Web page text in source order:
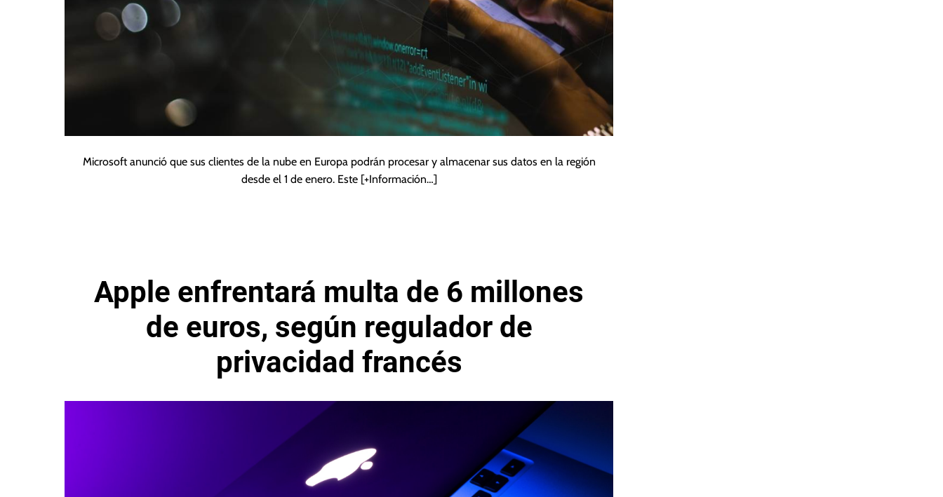
Microsoft anunció que sus clientes de la nube en Europa podrán procesar y almacenar sus datos en la región
desde el 1 de enero. Este [+Información…]
Apple enfrentará multa de 6 millones
de euros, según regulador de
privacidad francés